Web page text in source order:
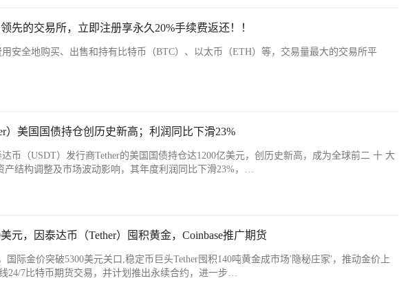
先的交易所，立即注册享永久20%手续费返还！！
安全地购买、出售和持有比特币（BTC）、以太币（ETH）等，交易量最大的交易所平
）美国国债持仓创历史新高；利润同比下滑23%
币（USDT）发行商Tether的美国国债持仓达1200亿美元，创历史新高，成为全球前二 十 大
产结构调整及市场波动影响，其年度利润同比下滑23%，…
元，因泰达币（Tether）囤积黄金，Coinbase推广期货
国际金价突破5300美元关口,稳定币巨头Tether囤积140吨黄金成市场'隐秘庄家'，推动金价上
线24/7比特币期货交易，并计划推出永续合约，进一步…